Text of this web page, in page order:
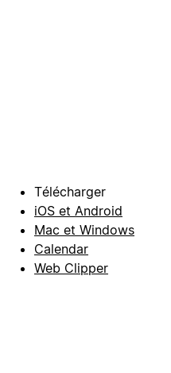
Télécharger
iOS et Android
Mac et Windows
Calendar
Web Clipper